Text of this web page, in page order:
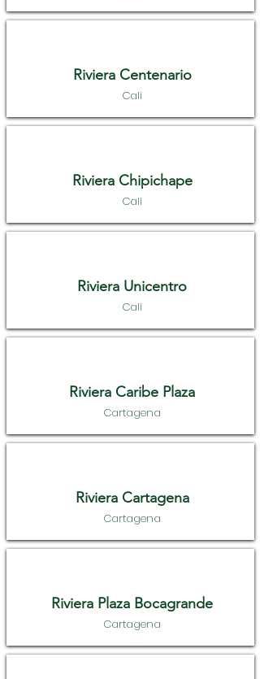
Riviera Centenario
Cali
Riviera Chipichape
Cali
Riviera Unicentro
Cali
Riviera Caribe Plaza
Cartagena
Riviera Cartagena
Cartagena
Riviera Plaza Bocagrande
Cartagena